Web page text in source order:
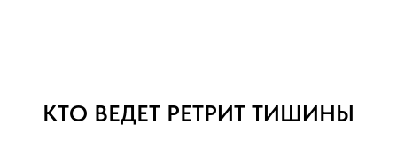
КТО ВЕДЕТ РЕТРИТ ТИШИНЫ